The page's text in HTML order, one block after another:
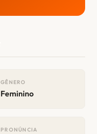
GÊNERO
Feminino
PRONÚNCIA